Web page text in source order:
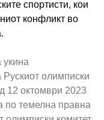
спортисти, кои
конфликт во
Рускиот олимписки
12 октомври 2023
по темелна правна